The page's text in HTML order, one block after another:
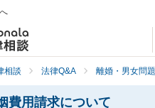
相談 法律Q&A 離婚・男女問
費用請求について